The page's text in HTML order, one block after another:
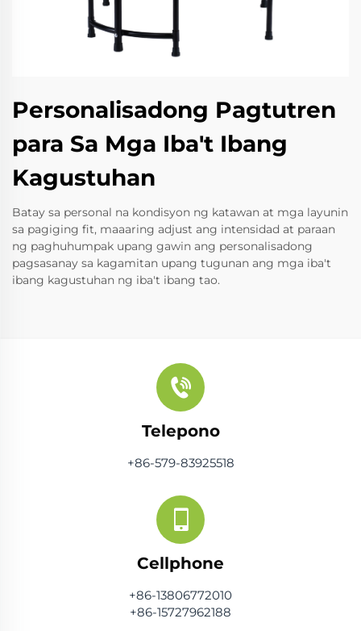
Personalisadong Pagtutren
para Sa Mga Iba't Ibang
Kagustuhan
Batay sa personal na kondisyon ng katawan at mga layunin
sa pagiging fit, maaaring adjust ang intensidad at paraan
ng paghuhumpak upang gawin ang personalisadong
pagsasanay sa kagamitan upang tugunan ang mga iba't
ibang kagustuhan ng iba't ibang tao.
Telepono
+86-579-83925518
Cellphone
+86-13806772010
+86-15727962188